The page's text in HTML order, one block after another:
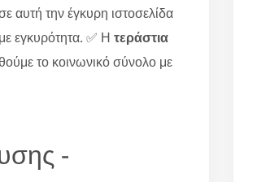
αυτή την έγκυρη ιστοσελίδα
εγκυρότητα. ✅ Η τεράστια
το κοινωνικό σύνολο με
-